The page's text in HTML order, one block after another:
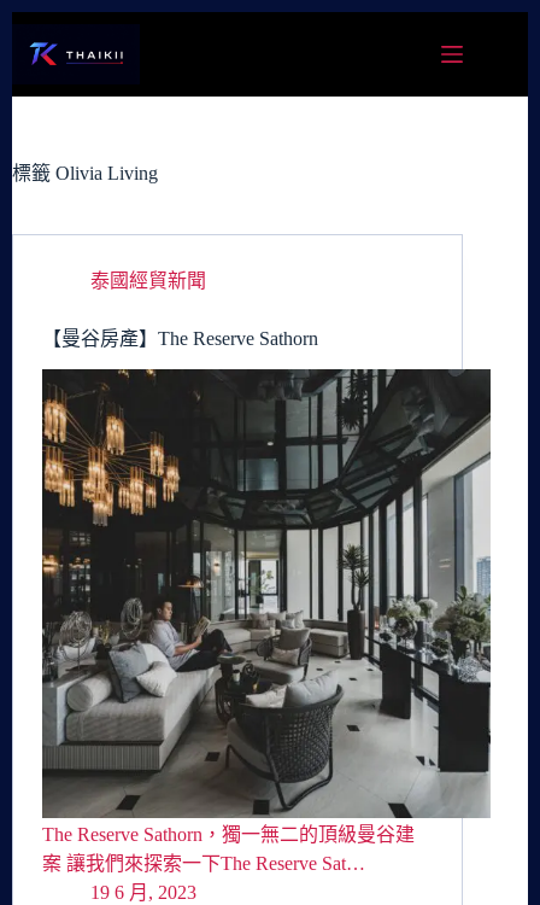
容
標籤 Olivia Living
泰國經貿新聞
【曼谷房產】The Reserve Sathorn
The Reserve Sathorn，獨一無二的頂級曼谷建
案 讓我們來探索一下The Reserve Sat…
19 6 月, 2023